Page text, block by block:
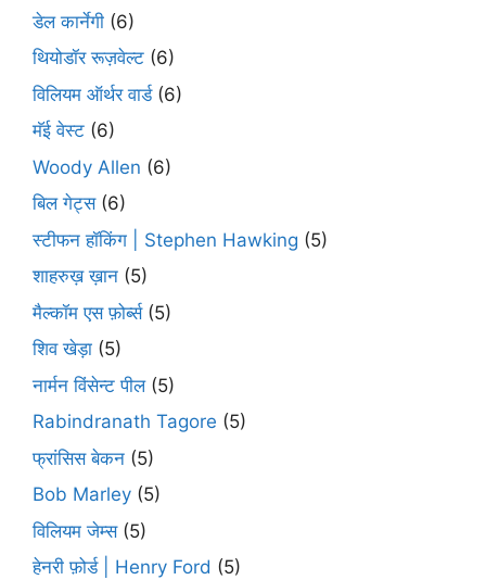
डेल कार्नेगी (6)
थियोडॉर रूज़वेल्ट (6)
विलियम ऑर्थर वार्ड(6)
मॅई वेस्ट (6)
Woody Allen (6)
बिल गेट्स(6)
स्टीफन हॉकिंग | Stephen Hawking (5)
शाहरुख़ ख़ान (5)
मैल्कॉम एस फ़ोर्ब्स(5)
शिव खेड़ा (5)
नार्मन विंसेन्ट पील(5)
Rabindranath Tagore (5)
फ्रांसिस बेकन (5)
Bob Marley (5)
विलियम जेम्स(5)
हेनरी फ़ोर्ड | Henry Ford (5)